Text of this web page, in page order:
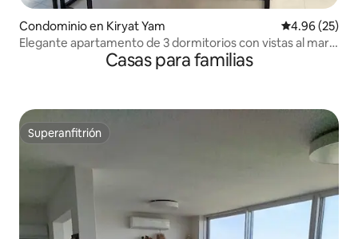
Condominio en Kiryat Yam Calificación
4.96 (25)
Elegante apartamento de 3 dormitorios con vistas al mar
Casas para familias
Superanfitrión
Superanfitrión